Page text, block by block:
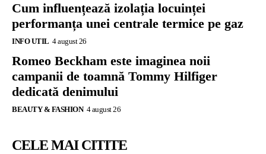
Cum influențează izolația locuinței
performanța unei centrale termice pe gaz
INFO UTIL 4 august 26
Romeo Beckham este imaginea noii
campanii de toamnă Tommy Hilfiger
dedicată denimului
BEAUTY & FASHION 4 august 26
CELE MAI CITITE